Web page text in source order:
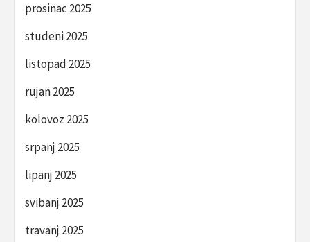
prosinac 2025
studeni 2025
listopad 2025
rujan 2025
kolovoz 2025
srpanj 2025
lipanj 2025
svibanj 2025
travanj 2025